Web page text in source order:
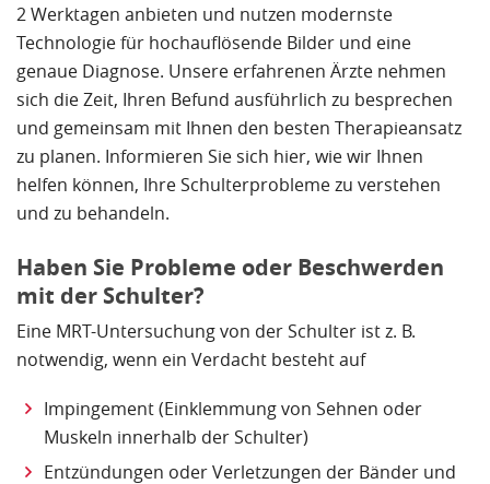
2 Werktagen anbieten und nutzen modernste
Technologie für hochauflösende Bilder und eine
genaue Diagnose. Unsere erfahrenen Ärzte nehmen
sich die Zeit, Ihren Befund ausführlich zu besprechen
und gemeinsam mit Ihnen den besten Therapieansatz
zu planen. Informieren Sie sich hier, wie wir Ihnen
helfen können, Ihre Schulterprobleme zu verstehen
und zu behandeln.
Haben Sie Probleme oder Beschwerden
mit der Schulter?
Eine MRT-Untersuchung von der Schulter ist z. B.
notwendig, wenn ein Verdacht besteht auf
Impingement (Einklemmung von Sehnen oder
Muskeln innerhalb der Schulter)
Entzündungen oder Verletzungen der Bänder und